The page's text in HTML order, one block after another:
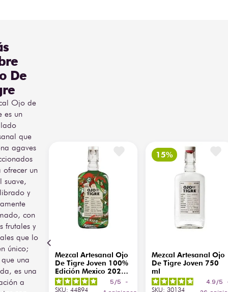
De
Ojo de
es un
que
agaves
ofrecer un
suave,
y
con
frutales y
que lo
único;
una
es una
a
Mezcal Artesanal Ojo
De Tigre Joven 100%
Edición Mexico 2026
750 ml
5 /5
-
SKU: 44894
Mezcal Artesanal Ojo
De Tigre Joven 750
ml
4.9 /5
SKU: 30134